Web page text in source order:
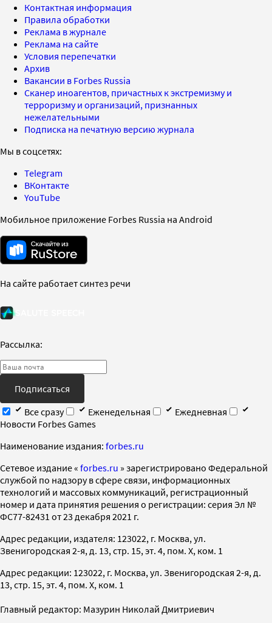
Контактная информация
Правила обработки
Реклама в журнале
Реклама на сайте
Условия перепечатки
Архив
Вакансии в Forbes Russia
Сканер иноагентов, причастных к экстремизму и
терроризму и организаций, признанных
нежелательными
Подписка на печатную версию журнала
Мы в соцсетях:
Telegram
ВКонтакте
YouTube
Мобильное приложение Forbes Russia на Android
На сайте работает синтез речи
Рассылка:
Подписаться
Все сразу
Еженедельная
Ежедневная
Новости Forbes Games
Наименование издания: forbes.ru
Cетевое издание « forbes.ru » зарегистрировано Федеральной
службой по надзору в сфере связи, информационных
технологий и массовых коммуникаций, регистрационный
номер и дата принятия решения о регистрации: серия Эл №
ФС77-82431 от 23 декабря 2021 г.
Адрес редакции, издателя: 123022, г. Москва, ул.
Звенигородская 2-я, д. 13, стр. 15, эт. 4, пом. X, ком. 1
Адрес редакции: 123022, г. Москва, ул. Звенигородская 2-я, д.
13, стр. 15, эт. 4, пом. X, ком. 1
Главный редактор: Мазурин Николай Дмитриевич